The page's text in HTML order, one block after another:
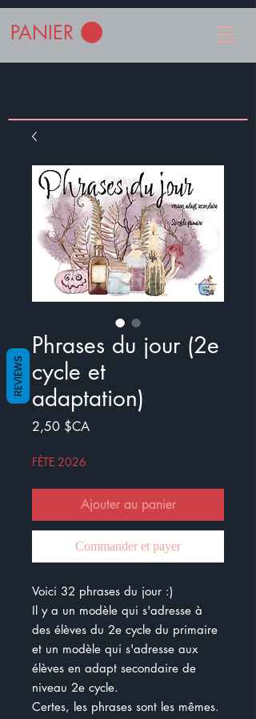
PANIER
Phrases du jour (2e
cycle et
adaptation)
2,50 $CAPrix
FÊTE 2026
Ajouter au panier
Commander et payer
Voici 32 phrases du jour :)
Il y a un modèle qui s'adresse à
des élèves du 2e cycle du primaire
et un modèle qui s'adresse aux
élèves en adapt secondaire de
niveau 2e cycle.
Certes, les phrases sont les mêmes.
REVIEWS